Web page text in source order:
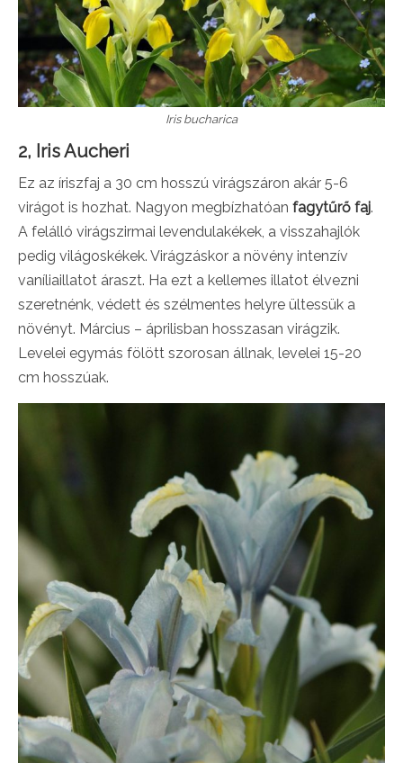
Iris bucharica
2, Iris Aucheri
Ez az íriszfaj a 30 cm hosszú virágszáron akár 5-6
virágot is hozhat. Nagyon megbízhatóan fagytűrő faj.
A felálló virágszirmai levendulakékek, a visszahajlók
pedig világoskékek. Virágzáskor a növény intenzív
vaníliaillatot áraszt. Ha ezt a kellemes illatot élvezni
szeretnénk, védett és szélmentes helyre ültessük a
növényt. Március – áprilisban hosszasan virágzik.
Levelei egymás fölött szorosan állnak, levelei 15-20
cm hosszúak.